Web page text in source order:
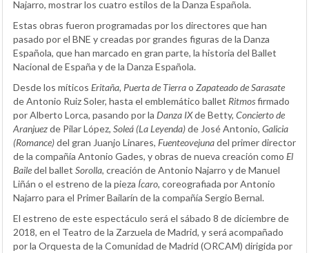
Najarro, mostrar los cuatro estilos de la Danza Española.
Estas obras fueron programadas por los directores que han
pasado por el BNE y creadas por grandes figuras de la Danza
Española, que han marcado en gran parte, la historia del Ballet
Nacional de España y de la Danza Española.
Desde los míticos Eritaña, Puerta de Tierrao Zapateado de Sarasate
de Antonio Ruiz Soler, hasta el emblemático ballet Ritmosfirmado
por Alberto Lorca, pasando por la Danza IXde Betty, Concierto de
Aranjuezde Pilar López, Soleá (La Leyenda)de José Antonio, Galicia
(Romance)del gran Juanjo Linares, Fuenteovejunadel primer director
de la compañía Antonio Gades, y obras de nueva creación como El
Bailedel ballet Sorolla, creación de Antonio Najarro y de Manuel
Liñán o el estreno de la pieza Ícaro, coreografiada por Antonio
Najarro para el Primer Bailarín de la compañía Sergio Bernal.
El estreno de este espectáculo será el sábado 8 de diciembre de
2018, en el Teatro de la Zarzuela de Madrid, y será acompañado
por la Orquesta de la Comunidad de Madrid (ORCAM) dirigida por